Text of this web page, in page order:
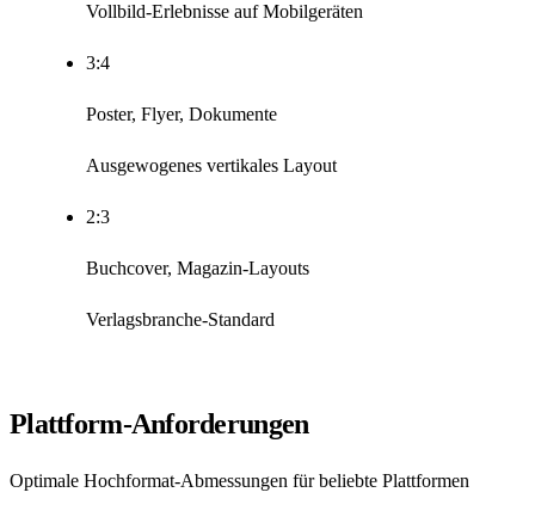
Vollbild-Erlebnisse auf Mobilgeräten
3:4
Poster, Flyer, Dokumente
Ausgewogenes vertikales Layout
2:3
Buchcover, Magazin-Layouts
Verlagsbranche-Standard
Plattform-Anforderungen
Optimale Hochformat-Abmessungen für beliebte Plattformen